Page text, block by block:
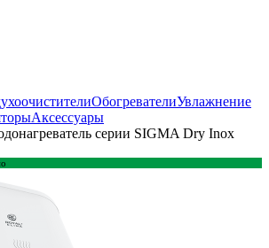
ОбогревателиУвлажнение
Аксессуары
серии SIGMA Dry Inox